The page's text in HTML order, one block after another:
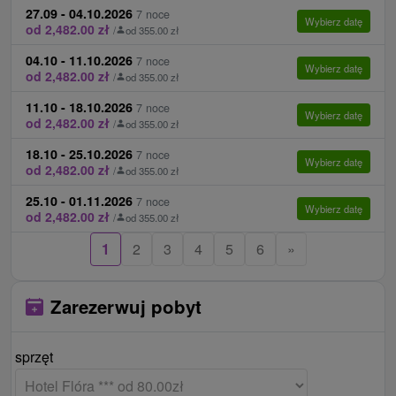
Dzieci nie mają zabiegów podczas pobytu.
Płatna na miejscu po przyjeździe w recepcji.
lokalny podatek 2,20 € / osoba / noc
pełne wyżywienie / obiad / zupa, danie główne,
bufet sałatkowy, deser / + 10,00 € / osoba / noc
pełne wyżywienie / oboad/ dzieci do lat 12 + 7,00
€ / dziecko / noc
parking 3,00 € / noc w przypadku pobytów na 1 - 2
noce, 1 € / noc za pobyt 3 lub więcej nocy
opłata za zwierzę (małe rasy) 20,00 € / noc
Ceny - Informacje
osoby dorosłej jako dostawki), dostawka dla
zabezpieczone rampą oraz ochroną nocną w
budynku.
Internet:WiFi we wszystkich pomieszczeniach,
bezpłatny punkt internetowy w hotelowej kawiarni
za opłatą.
Zwierzęta:Zakwaterowanie ze zwierzęciem nie
jest możliwe.
Zameldowanie / Wymeldowanie:
14:00 / 10:00
27.09 - 04.10.2026 7 noce
od 2,482.00 zł / od 355.00 zł
Wybierz datę
04.10 - 11.10.2026 7 noce
od 2,482.00 zł / od 355.00 zł
Wybierz datę
11.10 - 18.10.2026 7 noce
od 2,482.00 zł / od 355.00 zł
Wybierz datę
18.10 - 25.10.2026 7 noce
od 2,482.00 zł / od 355.00 zł
Wybierz datę
25.10 - 01.11.2026 7 noce
od 2,482.00 zł / od 355.00 zł
Wybierz datę
1 2 3 4 5 6 »
Zarezerwuj pobyt
sprzęt